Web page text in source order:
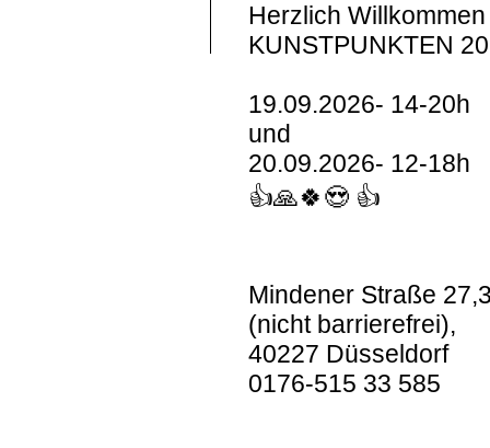
Herzlich
KUNSTPUNKTEN
19.09.2026- 14-20h
und
20.09.2026- 12-18h
👍🙏🍀😍 👍
Mindener Straße
(nicht barrierefrei),
40227 Düsseldorf
0176-515 33 585